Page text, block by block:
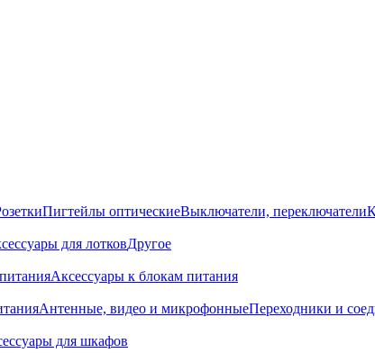
Пигтейлы оптическиеВыключатели, переключатели
для лотковДругое
Аксессуары к блокам питания
Антенные, видео и микрофонныеПереходники и
для шкафов